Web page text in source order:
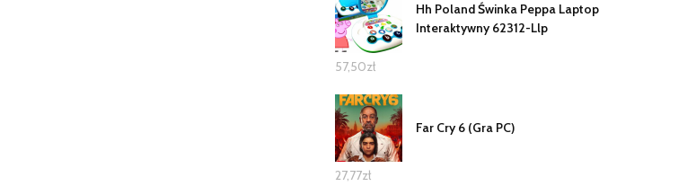
Hh Poland Świnka Peppa Laptop
Interaktywny 62312-Llp
57,50zł
Far Cry 6 (Gra PC)
27,77zł